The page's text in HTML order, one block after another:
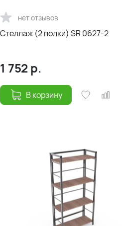
нет отзывов
Стеллаж (2 полки) SR 0627-2
1 752 р.
В корзину